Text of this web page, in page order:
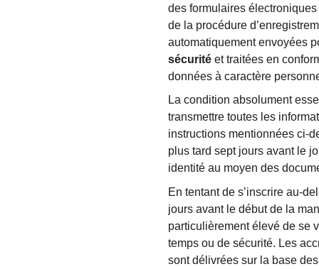
des formulaires
de la procédure
automatiquement envoyées
sécurité et traitées en
données à caractère
La condition absolument
transmettre toutes les
instructions mentionnées ci-
plus tard sept jours avant le
identité au moyen des
En tentant de s’inscrire au-
jours avant le début de la
particulièrement élevé de se
temps ou de sécurité. Les
sont délivrées sur la base